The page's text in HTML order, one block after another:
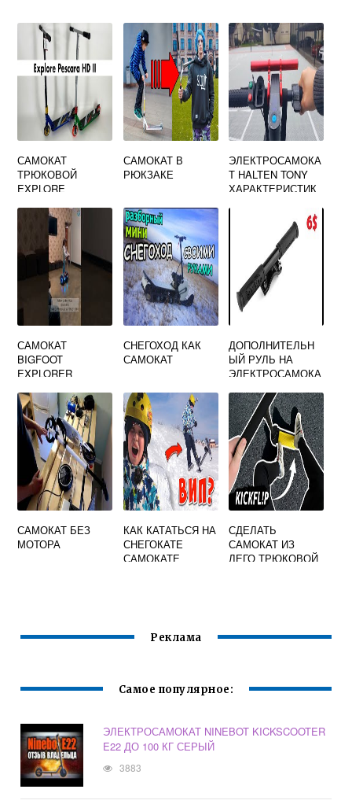
САМОКАТ
ТРЮКОВОЙ
EXPLORE
САМОКАТ В
РЮКЗАКЕ
ЭЛЕКТРОСАМОКА
Т HALTEN TONY
ХАРАКТЕРИСТИК
САМОКАТ
BIGFOOT
EXPLORER
СНЕГОХОД КАК
САМОКАТ
ДОПОЛНИТЕЛЬН
ЫЙ РУЛЬ НА
ЭЛЕКТРОСАМОКА
САМОКАТ БЕЗ
МОТОРА
КАК КАТАТЬСЯ НА
СНЕГОКАТЕ
САМОКАТЕ
СДЕЛАТЬ
САМОКАТ ИЗ
ЛЕГО ТРЮКОВОЙ
Реклама
Самое популярное:
ЭЛЕКТРОСАМОКАТ NINEBOT KICKSCOOTER
E22 ДО 100 КГ СЕРЫЙ
3883